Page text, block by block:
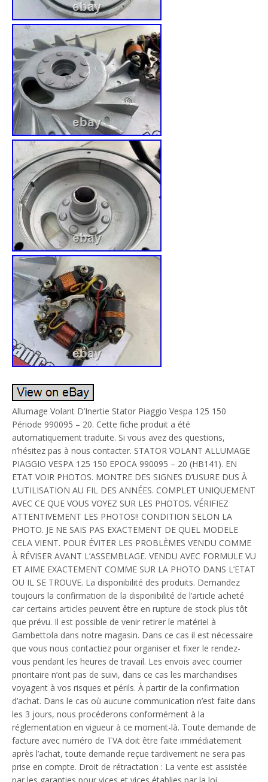
Allumage Volant D’Inertie Stator Piaggio Vespa 125 150
Période 990095 – 20. Cette fiche produit a été
automatiquement traduite. Si vous avez des questions,
n’hésitez pas à nous contacter. STATOR VOLANT ALLUMAGE
PIAGGIO VESPA 125 150 EPOCA 990095 – 20 (HB141). EN
ETAT VOIR PHOTOS. MONTRE DES SIGNES D’USURE DUS À
L’UTILISATION AU FIL DES ANNÉES. COMPLET UNIQUEMENT
AVEC CE QUE VOUS VOYEZ SUR LES PHOTOS. VÉRIFIEZ
ATTENTIVEMENT LES PHOTOS!! CONDITION SELON LA
PHOTO. JE NE SAIS PAS EXACTEMENT DE QUEL MODELE
CELA VIENT. POUR ÉVITER LES PROBLÈMES VENDU COMME
À RÉVISER AVANT L’ASSEMBLAGE. VENDU AVEC FORMULE VU
ET AIME EXACTEMENT COMME SUR LA PHOTO DANS L’ETAT
OU IL SE TROUVE. La disponibilité des produits. Demandez
toujours la confirmation de la disponibilité de l’article acheté
car certains articles peuvent être en rupture de stock plus tôt
que prévu. Il est possible de venir retirer le matériel à
Gambettola dans notre magasin. Dans ce cas il est nécessaire
que vous nous contactiez pour organiser et fixer le rendez-
vous pendant les heures de travail. Les envois avec courrier
prioritaire n’ont pas de suivi, dans ce cas les marchandises
voyagent à vos risques et périls. À partir de la confirmation
d’achat. Dans le cas où aucune communication n’est faite dans
les 3 jours, nous procéderons conformément à la
réglementation en vigueur à ce moment-là. Toute demande de
facture avec numéro de TVA doit être faite immédiatement
après l’achat, toute demande reçue tardivement ne sera pas
prise en compte. Droit de rétractation : La vente est assistée